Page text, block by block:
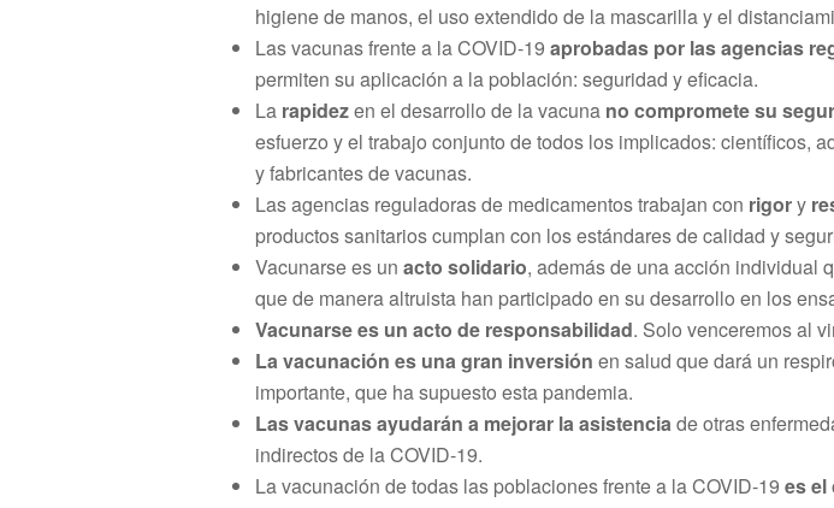
higiene de manos, el uso extendido de la mascarilla y el
Las vacunas frente a la COVID-19 aprobadas por las agencias
permiten su aplicación a la población: seguridad y eficacia.
La rapidezen el desarrollo de la vacuna no compromete su
esfuerzo y el trabajo conjunto de todos los implicados: científicos,
y fabricantes de vacunas.
Las agencias reguladoras de medicamentos trabajan con rigory
productos sanitarios cumplan con los estándares de calidad y
Vacunarse es un acto solidario, además de una acción individual
que de manera altruista han participado en su desarrollo en los
Vacunarse es un acto de responsabilidad. Solo venceremos al
La vacunación es una gran inversión en salud que dará un
importante, que ha supuesto esta pandemia.
Las vacunas ayudarán a mejorar la asistenciade otras
indirectos de la COVID-19.
La vacunación de todas las poblaciones frente a la COVID-19 es el